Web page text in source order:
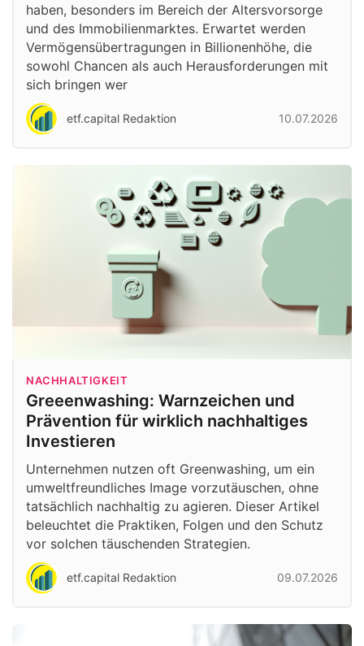
haben, besonders im Bereich der Altersvorsorge
und des Immobilienmarktes. Erwartet werden
Vermögensübertragungen in Billionenhöhe, die
sowohl Chancen als auch Herausforderungen mit
sich bringen wer
etf.capital Redaktion 10.07.2026
NACHHALTIGKEIT
Greeenwashing: Warnzeichen und
Prävention für wirklich nachhaltiges
Investieren
Unternehmen nutzen oft Greenwashing, um ein
umweltfreundliches Image vorzutäuschen, ohne
tatsächlich nachhaltig zu agieren. Dieser Artikel
beleuchtet die Praktiken, Folgen und den Schutz
vor solchen täuschenden Strategien.
etf.capital Redaktion 09.07.2026